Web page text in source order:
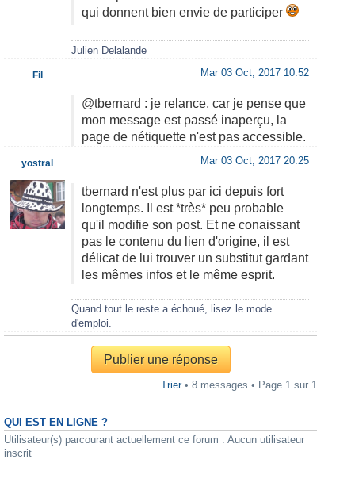
qui donnent bien envie de participer
Julien Delalande
Mar 03 Oct, 2017 10:52
@tbernard : je relance, car je pense que
mon message est passé inaperçu, la
page de nétiquette n'est pas accessible.
Fil
Mar 03 Oct, 2017 20:25
tbernard n'est plus par ici depuis fort
longtemps. Il est *très* peu probable
qu'il modifie son post. Et ne conaissant
pas le contenu du lien d'origine, il est
délicat de lui trouver un substitut gardant
les mêmes infos et le même esprit.
Quand tout le reste a échoué, lisez le mode
d'emploi.
yostral
Publier une réponse
Trier• 8 messages • Page 1 sur 1
QUI EST EN LIGNE ?
Utilisateur(s) parcourant actuellement ce forum : Aucun utilisateur
inscrit